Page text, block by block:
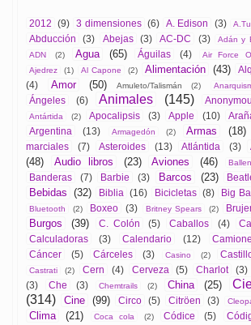
2012 (9) 3 dimensiones (6) A. Edison (3)
Abducción (3) Abejas (3) AC-DC (3) Adán y
ADN
(2) Agua (65) Águilas (4) Air Force
Ajedrez
(1) Al Capone (2) Alimentación (43)
(4)
Amor (50) Amuleto/Talismán (2)
Ángeles (6) Animales (145)
Antártida (2) Apocalipsis (3) Apple (10)
Argentina
(13) Armagedón (2) Armas (18)
marciales
(7) Asteroides (13) Atlántida (3)
(48)
Audio libros (23) Aviones (46)
Banderas (7) Barbie (3) Barcos (23)
Bebidas (32) Biblia (16) Bicicletas (8) Big
Bluetooth (2) Boxeo (3) Britney Spears (2)
Burgos (39) C. Colón (5) Caballos (4)
Calculadoras
(3) Calendario (12)
Cáncer
(5) Cárceles (3) Casino (2)
Castrati (2) Cern (4) Cerveza (5) Charlot (3)
(3)
Che (3) Chemtrails (2) China (25)
(314)
Cine (99) Circo (5) Citröen (3)
Clima (21) Coca cola (2) Códice (5)